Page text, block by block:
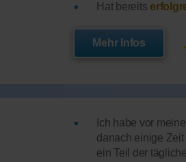
Hat bereits
Mehr Infos
Ich habe vor
danach einige
ein Teil der